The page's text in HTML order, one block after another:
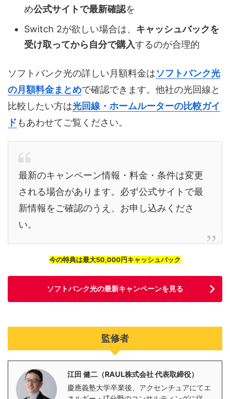
め公式サイトで最新確認を
Switch 2が欲しい場合は、 キャッシュバックを
受け取ってから自分で購入するのが合理的
ソフトバンク光の詳しい月額料金はソフトバンク光
の月額料金まとめで確認できます。他社の光回線と
比較したい方は光回線・ホームルーターの比較ガイ
ドもあわせてご覧ください。
最新のキャンペーン情報・料金・条件は変更
される場合があります。必ず公式サイトで最
新情報をご確認のうえ、お申し込みくださ
い。
今の特典は最大50,000円キャッシュバック
ソフトバンク光の最新キャンペーンを見る
監修者
江田 健二（RAUL株式会社 代表取締役）
慶應義塾大学卒業後、アクセンチュアにてエ